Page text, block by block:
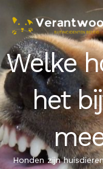
content
Welke
het
Honden zijn